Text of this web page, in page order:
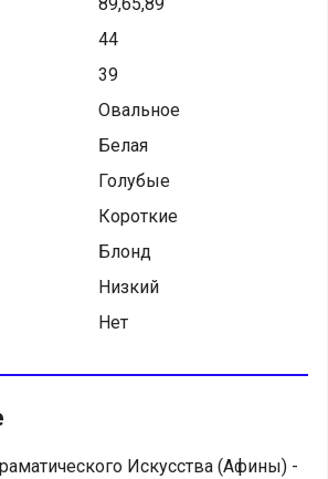
44
39
Овальное
Белая
Голубые
Короткие
Блонд
Низкий
Нет
Искусства (Афины) -